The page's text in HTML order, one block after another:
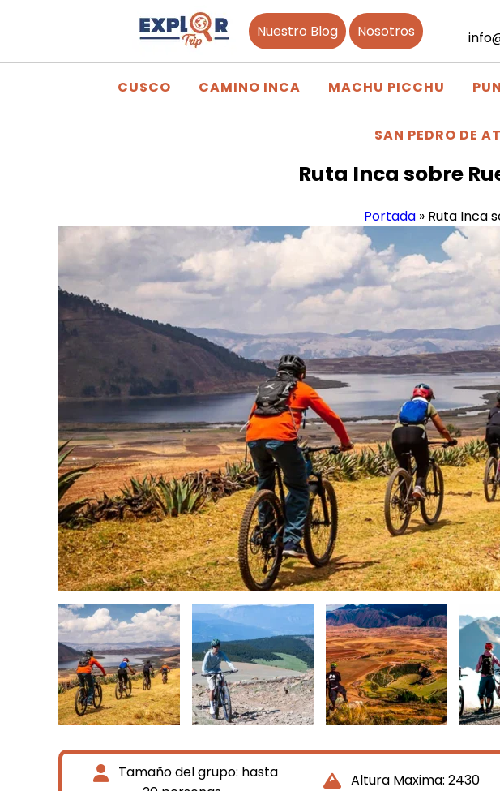
Nuestro Blog Nosotros
CUSCO CAMINO INCA MACHU PICCHU
SAN PEDRO DE
Ruta Inca sobre
Portada » Ruta Inca
Tamaño del grupo: hasta
Altura Maxima: 2430